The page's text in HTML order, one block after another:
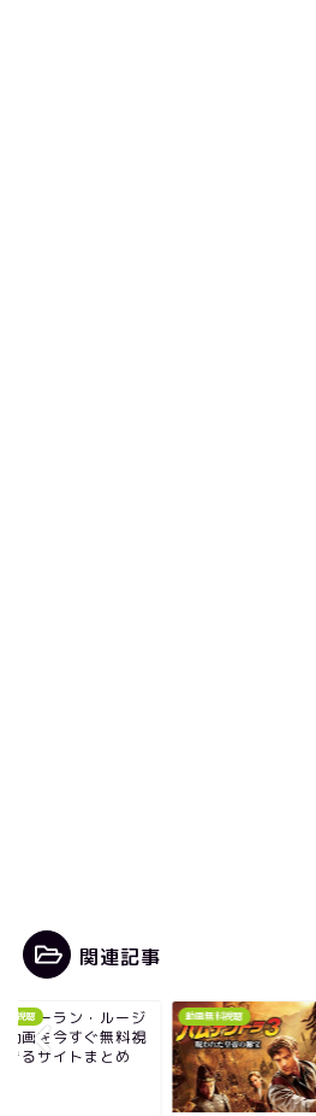
関連記事
料視聴
｜ムーラン・ルージ
動画を今すぐ無料視
きるサイトまとめ
動画無料視聴